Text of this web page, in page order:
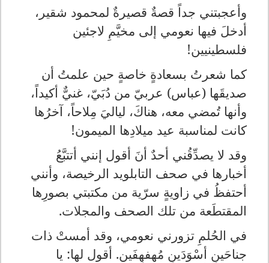
وأعجبتني جداً قصةٌ قصيرةٌ لمحمود شقير،
أدخلَ فيها نعومي إلى مخيَّمِ لاجئين
فلسطينيين!
كما شعرتُ بسعادةٍ خاصةٍ حين علمتُ أن
صديقَها (عباس) عربيّ من دُبَيّ، غنيٌّ أكيداً،
وأنها تُمضي معه، هناكَ، لياليَ مِلاحاً، آخرُها
كانت لمناسبة عيد ميلادِها الميمون!
وقد لا يصدِّقُني أحدٌ أنَ أقول إنني أتتبَّعُ
أخبارها في صحف التابلويد الرخيصة، وأنني
أحتفظُ في زاويةٍ سرّية من مكتبتي بصورِها
المقتطَعة من تلك الصحف والمجلات.
في الحُلمِ تزورني نعومي، وقد أمستْ ذات
جناحَينِ أسْوَدَينِ مُهفهِفَين. أقول لها: يا